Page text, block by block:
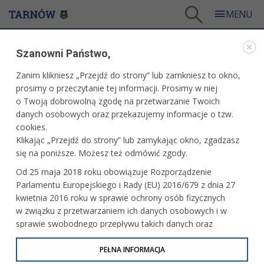
Małopolskie Wyzwanie „Tydzień dla klimatu” – edycja jesienna. Dzień 3
WARTO PRZECZYTAĆ
MAŁOPOLSKIE WYZWANIE „TYDZIEŃ DLA
KLIMATU” – EDYCJA JESIENNA. DZIEŃ 3
28.09.2022, 09:49 Redakcja tarnow.pl
Nie ma nic przyjemniejszego, niż jesienne słońce.
Wykorzystajcie je w najbliższych dniach, aby pójść do pracy
pieszo albo pojechać rowerem. Badania dowodzą, że
rezygnując z korzystania z samochodu tylko przez JEDEN
dzień w tygodniu, w ciągu roku zaoszczędzimy prawie 2
mln ton emisji CO2!
Szanowni Państwo,
Zanim klikniesz „Przejdź do strony” lub zamkniesz to okno,
prosimy o przeczytanie tej informacji. Prosimy w niej
o Twoją dobrowolną zgodę na przetwarzanie Twoich
danych osobowych oraz przekazujemy informacje o tzw.
cookies.
Klikając „Przejdź do strony” lub zamykając okno, zgadzasz
się na poniższe. Możesz też odmówić zgody.
Od 25 maja 2018 roku obowiązuje Rozporządzenie
Parlamentu Europejskiego i Rady (EU) 2016/679 z dnia 27
kwietnia 2016 roku w sprawie ochrony osób fizycznych
w związku z przetwarzaniem ich danych osobowych i w
sprawie swobodnego przepływu takich danych oraz
uchylenia dyrektywy 95/46/WE (określane jako RODO, GDPR
lub Ogólne Rozporządzenie o Ochronie Danych
PEŁNA INFORMACJA